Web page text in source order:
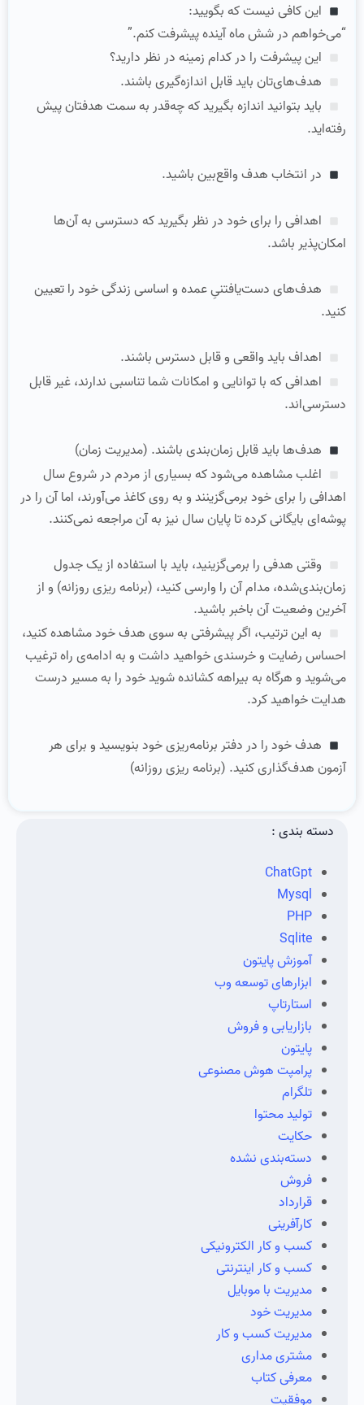
این کافی نیست که بگویید:
“می‌خواهم در شش ماه آینده پیشرفت کنم.”
این پیشرفت را در کدام زمینه در نظر دارید؟
هدف‌های‌تان باید قابل اندازه‌گیری باشند.
باید بتوانید اندازه بگیرید که چه‌قدر به سمت هدفتان پیش
رفته‌اید.
در انتخاب هدف واقع‌بین باشید.
اهدافی را برای خود در نظر بگیرید که دسترسی به آن‌ها
امکان‌پذیر باشد.
هدف‌های دست‌یافتنیِ عمده و اساسی زندگی خود را تعیین
کنید.
اهداف باید واقعی و قابل دسترس باشند.
اهدافی که با توانایی و امکانات شما تناسبی ندارند، غیر قابل
دسترسی‌اند.
هدف‌ها باید قابل زمان‌بندی باشند. (مدیریت زمان)
اغلب مشاهده می‌شود که بسیاری از مردم در شروع سال
اهدافی را برای خود برمی‌گزینند و به روی کاغذ می‌آورند، اما آن را در
پوشه‌ای بایگانی کرده تا پایان سال نیز به آن مراجعه نمی‌کنند.
وقتی هدفی را برمی‌گزینید، باید با استفاده از یک جدول
زمان‌بندی‌شده، مدام آن را وارسی کنید، (برنامه ریزی روزانه) و از
آخرین وضعیت آن باخبر باشید.
به این ترتیب، اگر پیشرفتی به سوی هدف خود مشاهده کنید،
احساس رضایت و خرسندی خواهید داشت و به ادامه‌ی راه ترغیب
می‌شوید و هرگاه به بیراهه کشانده شوید خود را به مسیر درست
هدایت خواهید کرد.
هدف خود را در دفتر برنامه‌ریزی خود بنویسید و برای هر
آزمون هدف‌گذاری کنید. (برنامه ریزی روزانه)
دسته بندی :
ChatGpt
Mysql
PHP
Sqlite
آموزش پایتون
ابزارهای توسعه وب
استارتاپ
بازاریابی و فروش
پایتون
پرامپت هوش مصنوعی
تلگرام
تولید محتوا
حکایت
دسته‌بندی نشده
فروش
قرارداد
کارآفرینی
کسب و کار الکترونیکی
کسب و کار اینترنتی
مدیریت با موبایل
مدیریت خود
مدیریت کسب و کار
مشتری مداری
معرفی کتاب
موفقیت